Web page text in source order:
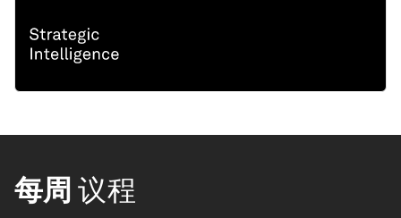
每周 议程